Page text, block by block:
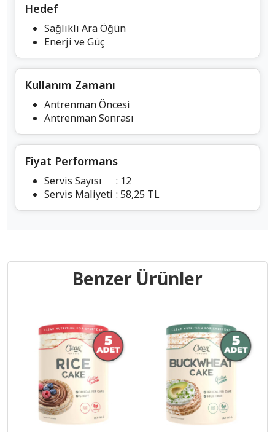
Hedef
Sağlıklı Ara Öğün
Enerji ve Güç
Kullanım Zamanı
Antrenman Öncesi
Antrenman Sonrası
Fiyat Performans
Servis Sayısı
: 12
Servis Maliyeti : 58,25 TL
Benzer Ürünler